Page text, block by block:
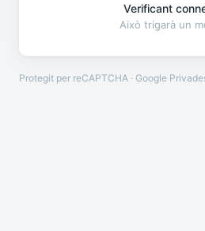
Verificant
Això trigarà un
Protegit per reCAPTCHA · Google